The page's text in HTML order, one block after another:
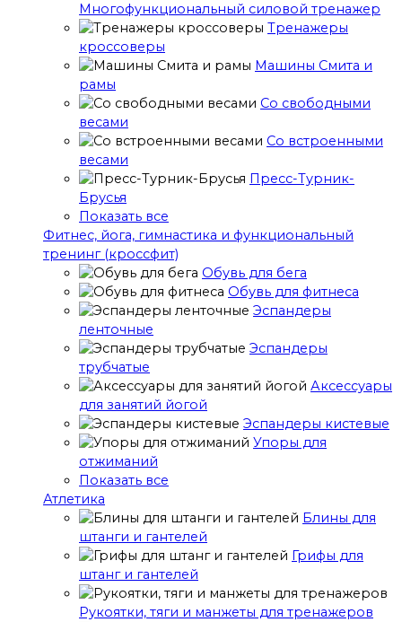
Многофункциональный силовой тренажер
Тренажеры
кроссоверы
Машины Смита и
рамы
Со свободными
весами
Со встроенными
весами
Пресс-Турник-
Брусья
Показать все
Фитнес, йога, гимнастика и функциональный
тренинг (кроссфит)
Обувь для бега
Обувь для фитнеса
Эспандеры
ленточные
Эспандеры
трубчатые
Аксессуары
для занятий йогой
Эспандеры кистевые
Упоры для
отжиманий
Показать все
Атлетика
Блины для
штанги и гантелей
Грифы для
штанг и гантелей
Рукоятки, тяги и манжеты для тренажеров